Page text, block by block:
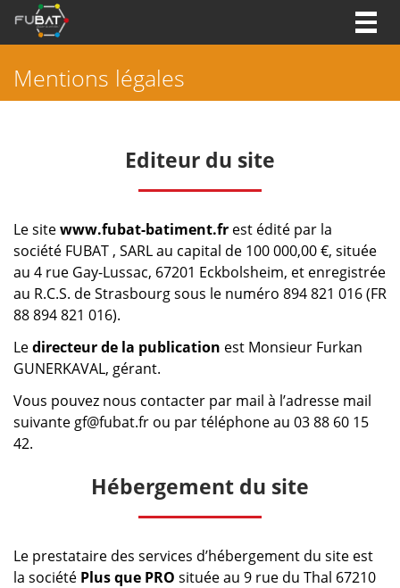
Mentions légales
Editeur du site
Le sitewww.fubat-batiment.fr est édité par la
société FUBAT , SARL au capital de 100 000,00 €, située
au 4 rue Gay-Lussac, 67201 Eckbolsheim, et enregistrée
au R.C.S. de Strasbourg sous le numéro 894 821 016(FR
88 894 821 016).
Ledirecteur de la publication est Monsieur Furkan
GUNERKAVAL, gérant.
Vous pouvez nous contacter par mail à l’adresse mail
suivante gf@fubat.fr ou par téléphone au 03 88 60 15
42.
Hébergement du site
Le prestataire des services d’hébergement du site est
la société Plus que PRO située au 9 rue du Thal 67210